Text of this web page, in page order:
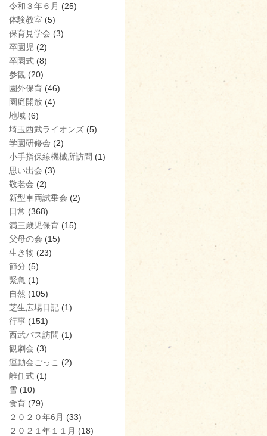
令和３年６月 (25)
体験教室 (5)
保育見学会 (3)
卒園児 (2)
卒園式 (8)
参観 (20)
園外保育 (46)
園庭開放 (4)
地域 (6)
埼玉西武ライオンズ (5)
学園研修会 (2)
小手指保線機械所訪問 (1)
思い出会 (3)
敬老会 (2)
新型車両試乗会 (2)
日常 (368)
満三歳児保育 (15)
父母の会 (15)
生き物 (23)
節分 (5)
緊急 (1)
自然 (105)
芝生広場日記 (1)
行事 (151)
西武バス訪問 (1)
観劇会 (3)
運動会ごっこ (2)
離任式 (1)
雪 (10)
食育 (79)
２０２０年6月 (33)
２０２１年１１月 (18)